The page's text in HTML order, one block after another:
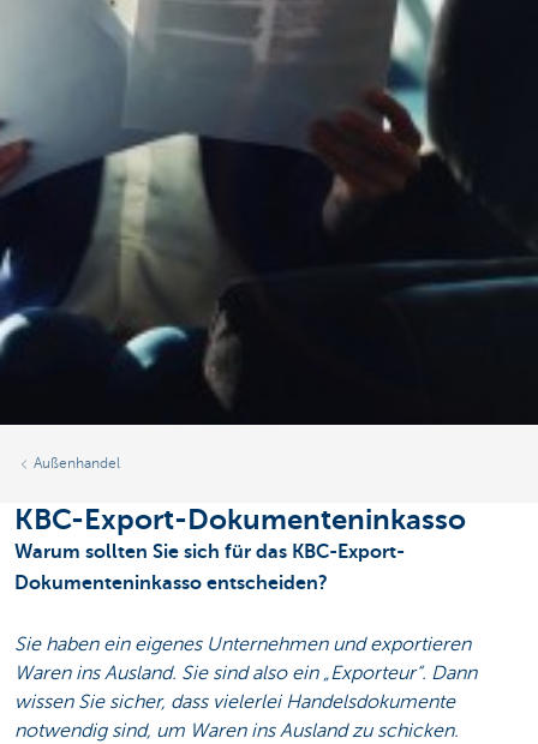
Außenhandel
KBC-Export-Dokumenteninkasso
Warum sollten Sie sich für das KBC-Export-
Dokumenteninkasso entscheiden?
Sie haben ein eigenes Unternehmen und exportieren
Waren ins Ausland. Sie sind also ein „Exporteur“. Dann
wissen Sie sicher, dass vielerlei Handelsdokumente
notwendig sind, um Waren ins Ausland zu schicken.